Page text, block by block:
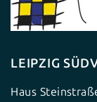
LEIPZIG
Haus